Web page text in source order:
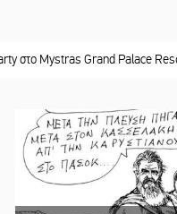
Grand Palace Resort & Spa